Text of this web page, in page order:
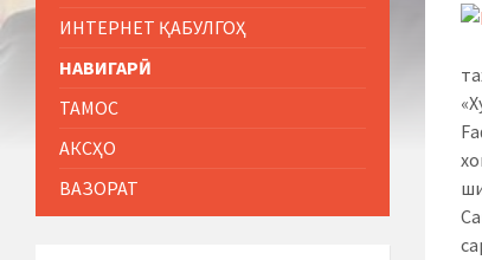
ИНТЕРНЕТ ҚАБУЛГОҲ
НАВИГАРӢ
ТАМОС
АКСҲО
ВАЗОРАТ